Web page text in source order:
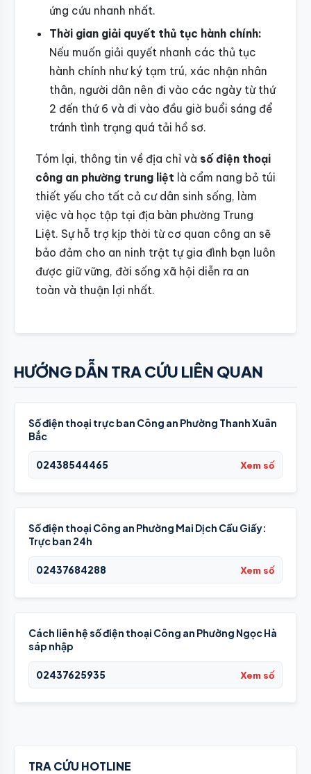
ứng cứu nhanh nhất.
Thời gian giải quyết thủ tục hành chính:
Nếu muốn giải quyết nhanh các thủ tục
hành chính như ký tạm trú, xác nhận nhân
thân, người dân nên đi vào các ngày từ thứ
2 đến thứ 6 và đi vào đầu giờ buổi sáng để
tránh tình trạng quá tải hồ sơ.
Tóm lại, thông tin về địa chỉ và số điện thoại
công an phường trung liệt là cẩm nang bỏ túi
thiết yếu cho tất cả cư dân sinh sống, làm
việc và học tập tại địa bàn phường Trung
Liệt. Sự hỗ trợ kịp thời từ cơ quan công an sẽ
bảo đảm cho an ninh trật tự gia đình bạn luôn
được giữ vững, đời sống xã hội diễn ra an
toàn và thuận lợi nhất.
HƯỚNG DẪN TRA CỨU LIÊN QUAN
Số điện thoại trực ban Công an Phường Thanh Xuân
Bắc
02438544465 Xem số
Số điện thoại Công an Phường Mai Dịch Cầu Giấy:
Trực ban 24h
02437684288 Xem số
Cách liên hệ số điện thoại Công an Phường Ngọc Hà
sáp nhập
02437625935 Xem số
TRA CỨU HOTLINE